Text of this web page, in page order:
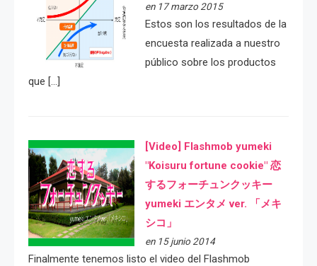
en 17 marzo 2015
Estos son los resultados de la
encuesta realizada a nuestro
público sobre los productos
que […]
[Video] Flashmob yumeki
"Koisuru fortune cookie" 恋
するフォーチュンクッキー
yumeki エンタメ ver. 「メキ
シコ」
en 15 junio 2014
Finalmente tenemos listo el video del Flashmob